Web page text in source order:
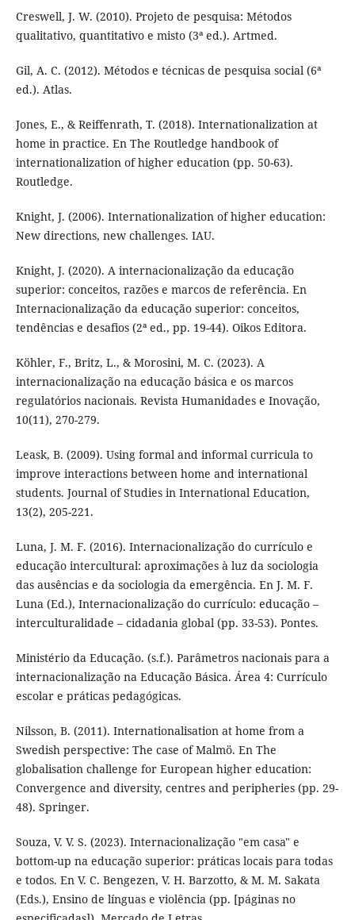
Creswell, J. W. (2010). Projeto de pesquisa: Métodos
qualitativo, quantitativo e misto (3ª ed.). Artmed.
Gil, A. C. (2012). Métodos e técnicas de pesquisa social (6ª
ed.). Atlas.
Jones, E., & Reiffenrath, T. (2018). Internationalization at
home in practice. En The Routledge handbook of
internationalization of higher education (pp. 50-63).
Routledge.
Knight, J. (2006). Internationalization of higher education:
New directions, new challenges. IAU.
Knight, J. (2020). A internacionalização da educação
superior: conceitos, razões e marcos de referência. En
Internacionalização da educação superior: conceitos,
tendências e desafios (2ª ed., pp. 19-44). Oikos Editora.
Köhler, F., Britz, L., & Morosini, M. C. (2023). A
internacionalização na educação básica e os marcos
regulatórios nacionais. Revista Humanidades e Inovação,
10(11), 270-279.
Leask, B. (2009). Using formal and informal curricula to
improve interactions between home and international
students. Journal of Studies in International Education,
13(2), 205-221.
Luna, J. M. F. (2016). Internacionalização do currículo e
educação intercultural: aproximações à luz da sociologia
das ausências e da sociologia da emergência. En J. M. F.
Luna (Ed.), Internacionalização do currículo: educação –
interculturalidade – cidadania global (pp. 33-53). Pontes.
Ministério da Educação. (s.f.). Parâmetros nacionais para a
internacionalização na Educação Básica. Área 4: Currículo
escolar e práticas pedagógicas.
Nilsson, B. (2011). Internationalisation at home from a
Swedish perspective: The case of Malmö. En The
globalisation challenge for European higher education:
Convergence and diversity, centres and peripheries (pp. 29-
48). Springer.
Souza, V. V. S. (2023). Internacionalização "em casa" e
bottom-up na educação superior: práticas locais para todas
e todos. En V. C. Bengezen, V. H. Barzotto, & M. M. Sakata
(Eds.), Ensino de línguas e violência (pp. [páginas no